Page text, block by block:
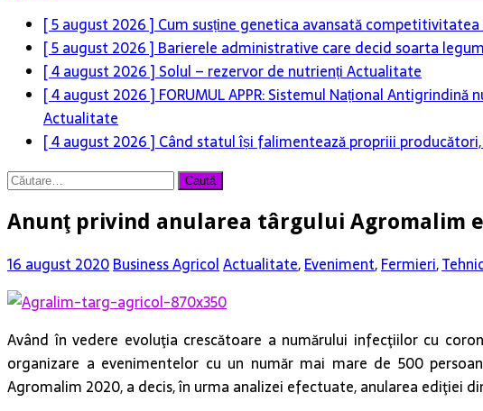
[ 5 august 2026 ] Cum susține genetica avansată
[ 5 august 2026 ] Barierele administrative care decid soarta
[ 4 august 2026 ] Solul – rezervor de nutriențiActualitate
[ 4 august 2026 ] FORUMUL APPR: Sistemul Național
Actualitate
[ 4 august 2026 ] Când statul își falimentează propriii
Caută
Anunţ privind anularea târgului Agromalim
16 august 2020Business AgricolActualitate,Eveniment,Fermieri,
Având în vedere evoluţia crescătoare a numărului infecţiilor cu
organizare a evenimentelor cu un număr mai mare de 500
Agromalim 2020, a decis, în urma analizei efectuate, anularea ediţiei